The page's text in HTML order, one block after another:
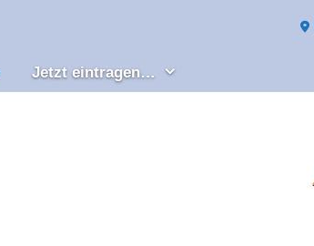
Jetzt eintragen…